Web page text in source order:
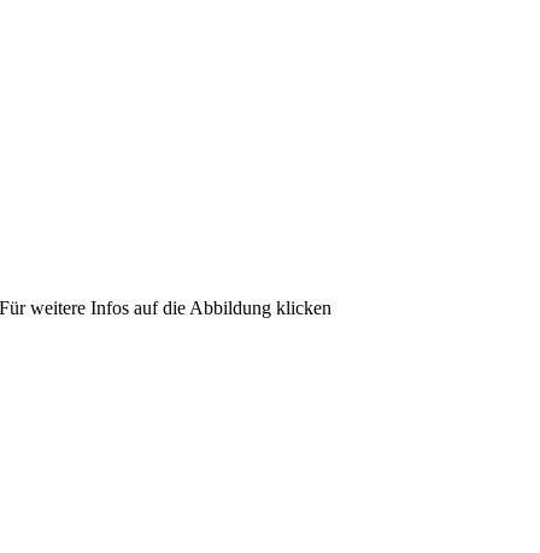
Für weitere Infos auf die Abbildung klicken